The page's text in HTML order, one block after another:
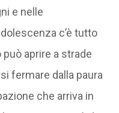
e nelle
c’è tutto
aprire a strade
fermare dalla paura
che arriva in